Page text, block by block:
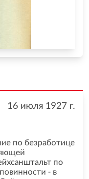
16 июля 1927 г.
по безработице
по
- в